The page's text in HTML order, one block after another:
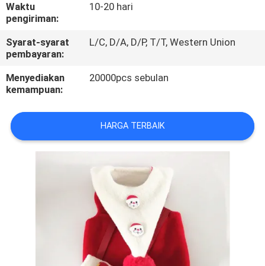
SITEMAP
PRIVACY
POLICY
Waktu
pengiriman:
10-20 hari
Syarat-syarat
pembayaran:
L/C, D/A, D/P, T/T, Western Union
Menyediakan
kemampuan:
20000pcs sebulan
HARGA TERBAIK